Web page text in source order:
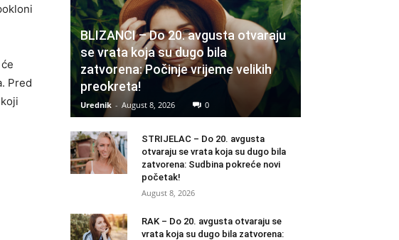
Pred
BLIZANCI – Do 20. avgusta otvaraju
se vrata koja su dugo bila
zatvorena: Počinje vrijeme velikih
preokreta!
Urednik - August 8, 2026 0
STRIJELAC – Do 20. avgusta
otvaraju se vrata koja su dugo bila
zatvorena: Sudbina pokreće novi
početak!
August 8, 2026
RAK – Do 20. avgusta otvaraju se
vrata koja su dugo bila zatvorena: